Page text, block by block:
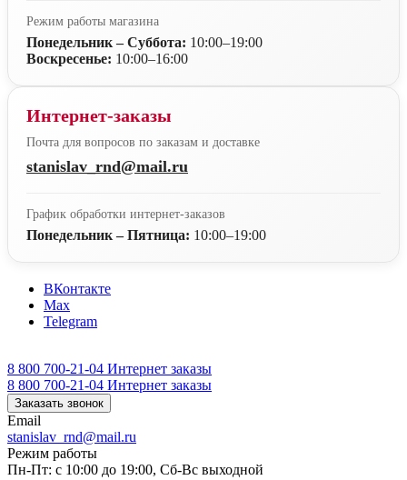
Режим работы магазина
Понедельник – Суббота: 10:00–19:00
Воскресенье: 10:00–16:00
Интернет-заказы
Почта для вопросов по заказам и доставке
stanislav_rnd@mail.ru
График обработки интернет-заказов
Понедельник – Пятница: 10:00–19:00
ВКонтакте
Max
Telegram
8 800 700-21-04 Интернет заказы
8 800 700-21-04 Интернет заказы
Заказать звонок
Email
stanislav_rnd@mail.ru
Режим работы
Пн-Пт: с 10:00 до 19:00, Сб-Вс выходной